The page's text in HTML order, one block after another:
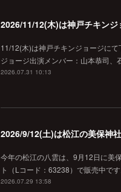
2026/11/12(木)は神戸チキン
11/12(木)は神戸チキンジョージに
ジョージ出演メンバー：山本恭司
2026.07.31 10:13
2026/9/12(土)は松江の美保神
今年の松江の八雲は、9月12日に美
ト（Lコード：63238）で販売中で
2026.07.29 13:58